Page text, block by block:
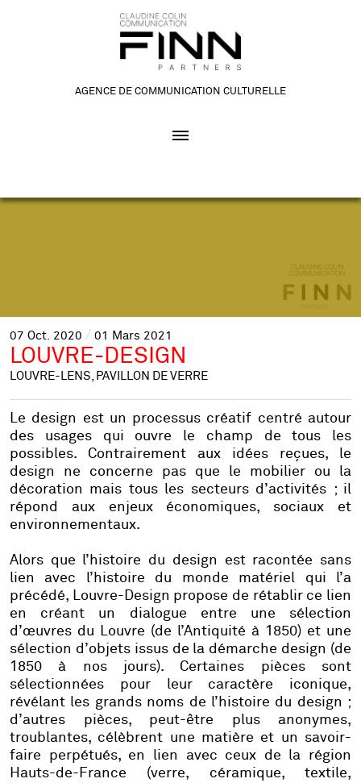
AGENCE DE COMMUNICATION CULTURELLE
07 Oct. 2020 01 Mars 2021
LOUVRE-DESIGN
LOUVRE-LENS, PAVILLON DE VERRE
Le design est un processus créatif centré autour
des usages qui ouvre le champ de tous les
possibles. Contrairement aux idées reçues, le
design ne concerne pas que le mobilier ou la
décoration mais tous les secteurs d’activités ; il
répond aux enjeux économiques, sociaux et
environnementaux.
Alors que l’histoire du design est racontée sans
lien avec l’histoire du monde matériel qui l’a
précédé, Louvre-Design propose de rétablir ce lien
en créant un dialogue entre une sélection
d’œuvres du Louvre (de l’Antiquité à 1850) et une
sélection d’objets issus de la démarche design (de
1850 à nos jours). Certaines pièces sont
sélectionnées pour leur caractère iconique,
révélant les grands noms de l’histoire du design ;
d’autres pièces, peut-être plus anonymes,
troublantes, célèbrent une matière et un savoir-
faire perpétués, en lien avec ceux de la région
Hauts-de-France (verre, céramique, textile,